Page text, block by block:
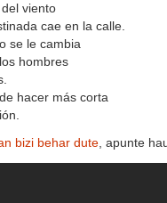
viento
cae en la calle.
se le cambia
hombres
hacer más corta
bizi behar dute, apunte